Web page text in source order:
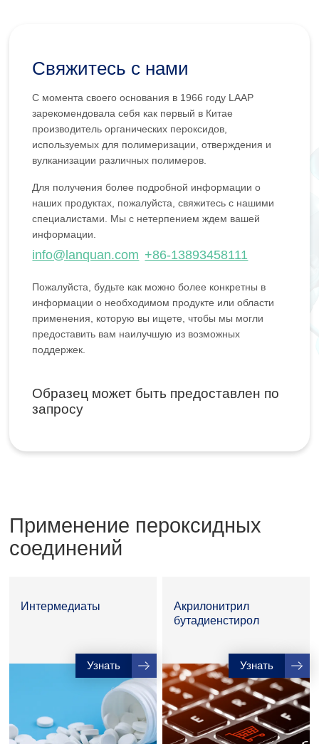
Свяжитесь с нами
С момента своего основания в 1966 году LAAP
зарекомендовала себя как первый в Китае
производитель органических пероксидов,
используемых для полимеризации, отверждения и
вулканизации различных полимеров.
Для получения более подробной информации о
наших продуктах, пожалуйста, свяжитесь с нашими
специалистами. Мы с нетерпением ждем вашей
информации.
info@lanquan.com +86-13893458111
Пожалуйста, будьте как можно более конкретны в
информации о необходимом продукте или области
применения, которую вы ищете, чтобы мы могли
предоставить вам наилучшую из возможных
поддержек.
Образец может быть предоставлен по
запросу
Применение пероксидных
соединений
Интермедиаты
Узнать
Акрилонитрил
бутадиенстирол
Узнать